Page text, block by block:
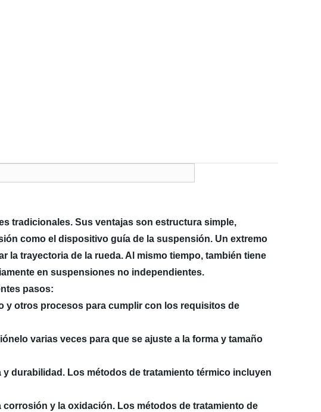
tradicionales. Sus ventajas son estructura simple,
como el dispositivo guía de la suspensión. Un extremo
la trayectoria de la rueda. Al mismo tiempo, también tiene
en suspensiones no independientes.
pasos:
y otros procesos para cumplir con los requisitos de
varias veces para que se ajuste a la forma y tamaño
durabilidad. Los métodos de tratamiento térmico incluyen
y la oxidación. Los métodos de tratamiento de